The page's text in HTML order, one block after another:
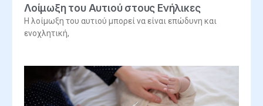
Λοίμωξη του Αυτιού στους Ενήλικες
Η λοίμωξη του αυτιού μπορεί να είναι επώδυνη και
ενοχλητική,